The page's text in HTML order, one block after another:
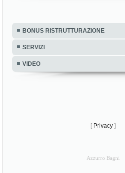
BONUS RISTRUTTURAZIONE
SERVIZI
VIDEO
[ Privacy ]
Azzurro Bagni